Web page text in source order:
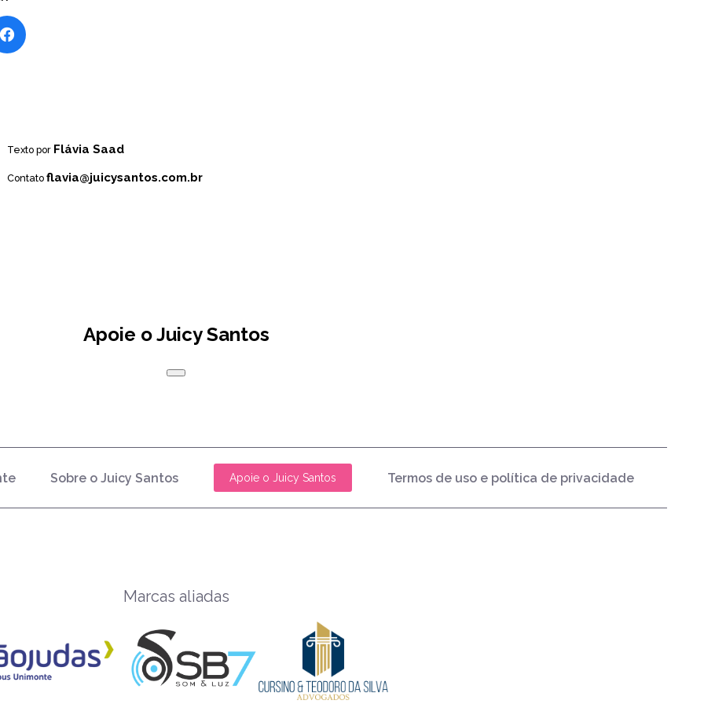
Texto por Flávia Saad
Contato flavia@juicysantos.com.br
Apoie o Juicy Santos
Sobre o Juicy Santos Apoie o Juicy Santos Termos de uso e política de privacidade
Marcas aliadas